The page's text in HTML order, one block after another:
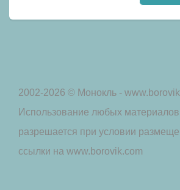
2002-2026 © Монокль -
Использование любых материалов
разрешается при условии
ссылки на www.borovik.com